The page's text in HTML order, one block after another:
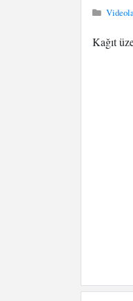
Kağıt